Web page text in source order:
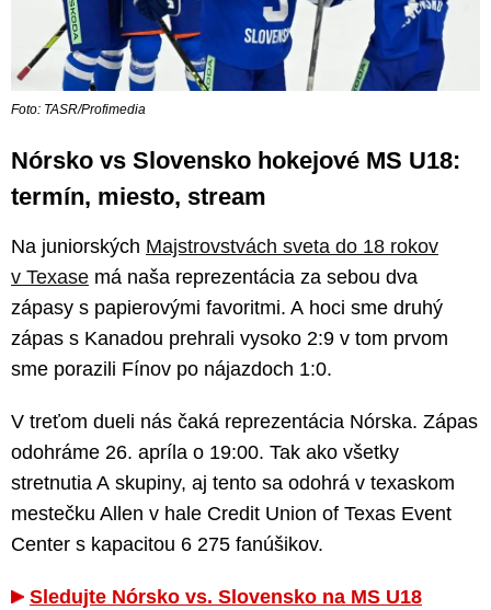
Foto: TASR/Profimedia
Nórsko vs Slovensko hokejové MS U18:
termín, miesto, stream
Na juniorských Majstrovstvách sveta do 18 rokov
v Texase má naša reprezentácia za sebou dva
zápasy s papierovými favoritmi. A hoci sme druhý
zápas s Kanadou prehrali vysoko 2:9 v tom prvom
sme porazili Fínov po nájazdoch 1:0.
V treťom dueli nás čaká reprezentácia Nórska. Zápas
odohráme 26. apríla o 19:00. Tak ako všetky
stretnutia A skupiny, aj tento sa odohrá v texaskom
mestečku Allen v hale Credit Union of Texas Event
Center s kapacitou 6 275 fanúšikov.
Sledujte Nórsko vs. Slovensko na MS U18